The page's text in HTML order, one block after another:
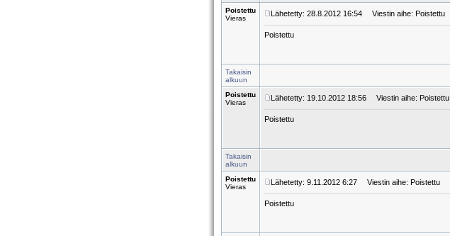
Poistettu
Vieras
Lähetetty: 28.8.2012 16:54 Viestin aihe: Poistettu
Poistettu
Takaisin
alkuun
Poistettu
Vieras
Lähetetty: 19.10.2012 18:56 Viestin aihe: Poistettu
Poistettu
Takaisin
alkuun
Poistettu
Vieras
Lähetetty: 9.11.2012 6:27 Viestin aihe: Poistettu
Poistettu